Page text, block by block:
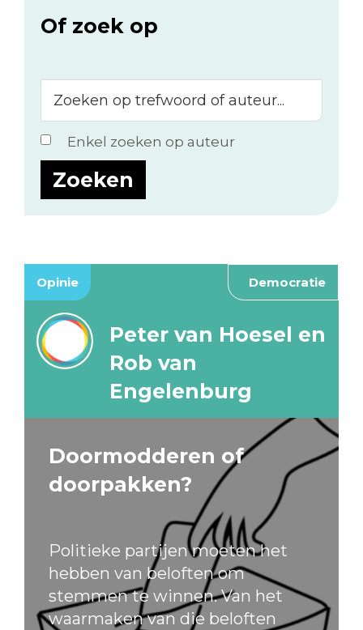
Of zoek op
op
trefwoord
of
auteur...
Enkel zoeken op auteur
Opinie Democratie
Peter van Hoesel en
Rob van
Engelenburg
Doormodderen of
doorpakken?
Politieke partijen moeten het
hebben van beloften om
stemmen te winnen. Van het
waarmaken van die beloften